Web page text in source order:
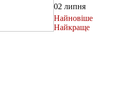
02 липня
Найновіше
Найкраще